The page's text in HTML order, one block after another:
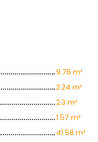
9.76 m²
2.24 m²
2.3 m²
1.57 m²
41.58 m²